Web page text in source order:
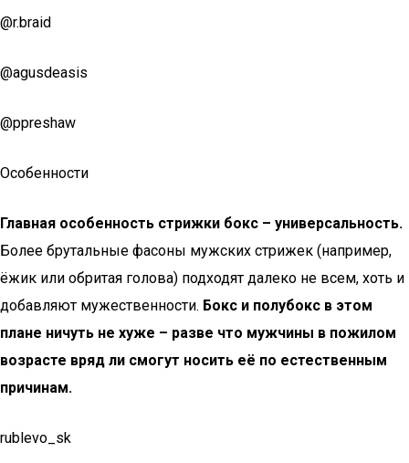
@r.braid
@agusdeasis
@ppreshaw
Особенности
Главная особенность стрижки бокс – универсальность.
Более брутальные фасоны мужских стрижек (например,
ёжик или обритая голова) подходят далеко не всем, хоть и
добавляют мужественности. Бокс и полубокс в этом
плане ничуть не хуже – разве что мужчины в пожилом
возрасте вряд ли смогут носить её по естественным
причинам.
rublevo_sk